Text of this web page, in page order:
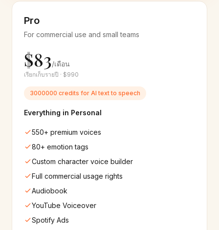
20+ เสียง 6+ เสียง
🇲🇰6+ เสียง 🇦🇲
🇦🇿Azerbaijani
6+ เสียง
☁️Google
เสียง 🔷Microsoft
IBM
30+
🍎 220+ เสียง 📱
Pro
For commercial use and small teams
$83/เดือน
เรียกเก็บรายปี · $990
3000000 credits for AI text to speech
Everything in Personal
550+ premium voices
80+ emotion tags
Custom character voice builder
Full commercial usage rights
Audiobook
YouTube Voiceover
Spotify Ads